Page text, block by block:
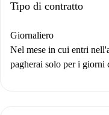
Tipo di contratto
Giornaliero
Nel mese in cui entri
pagherai solo per i giorni